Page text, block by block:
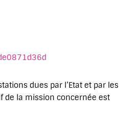
dues par l’Etat et par les
de la mission concernée est